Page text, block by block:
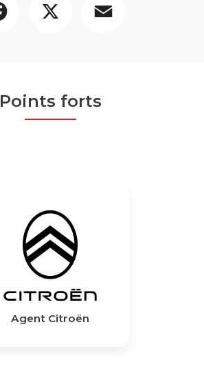
Points forts
Agent Citroën